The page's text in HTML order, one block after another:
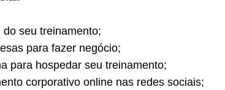
seu treinamento;
para fazer negócio;
para hospedar seu treinamento;
corporativo online nas redes sociais;